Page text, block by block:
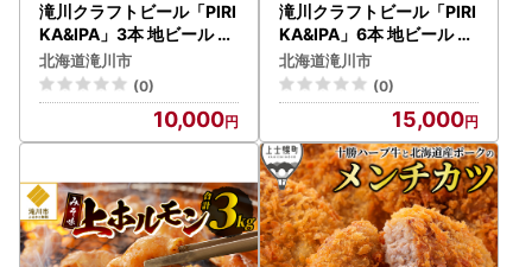
滝川クラフトビール「PIRI
KA&IPA」3本 地ビール 生
ビール 非熱処理 ご当地 ゆ
めぴりか使用 お酒 酒 瓶 エ
ールビール ピリカ IPA 家
飲み 晩酌 バーベキュー プ
レゼント 贈り物 贈答 北海
北海道滝川市
(0)
10,000
滝川クラフトビール「PIRI
KA&IPA」6本 地ビール 生
ビール 非熱処理 ご当地 ゆ
めぴりか使用 お酒 酒 瓶 エ
ールビール ピリカ IPA 家
飲み 晩酌 バーベキュー プ
レゼント 贈り物 贈答 北海
道 滝川市
北海道滝川市
(0)
15,000